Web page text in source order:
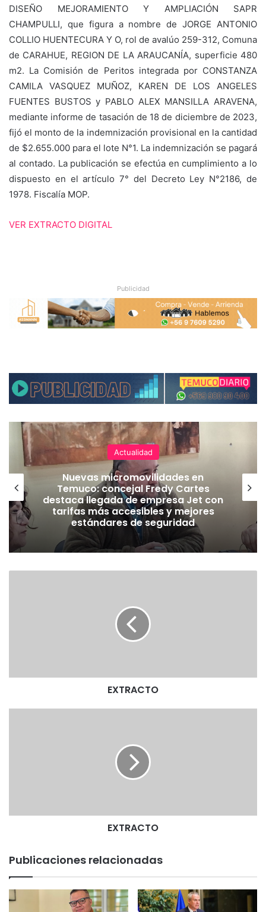
DISEÑO MEJORAMIENTO Y AMPLIACIÓN SAPR
CHAMPULLI, que figura a nombre de JORGE ANTONIO
COLLIO HUENTECURA Y O, rol de avalúo 259-312, Comuna
de CARAHUE, REGION DE LA ARAUCANÍA, superficie 480
m2. La Comisión de Peritos integrada por CONSTANZA
CAMILA VASQUEZ MUÑOZ, KAREN DE LOS ANGELES
FUENTES BUSTOS y PABLO ALEX MANSILLA ARAVENA,
mediante informe de tasación de 18 de diciembre de 2023,
fijó el monto de la indemnización provisional en la cantidad
de $2.655.000 para el lote N°1. La indemnización se pagará
al contado. La publicación se efectúa en cumplimiento a lo
dispuesto en el artículo 7° del Decreto Ley N°2186, de
1978. Fiscalía MOP.
VER EXTRACTO DIGITAL
Publicidad
Actualidad
Nuevas micromovilidades en
Temuco: concejal Fredy Cartes
destaca llegada de empresa Jet con
tarifas más accesibles y mejores
estándares de seguridad
EXTRACTO
EXTRACTO
Publicaciones relacionadas